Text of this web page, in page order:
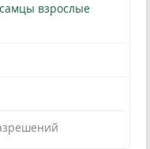
взрослые